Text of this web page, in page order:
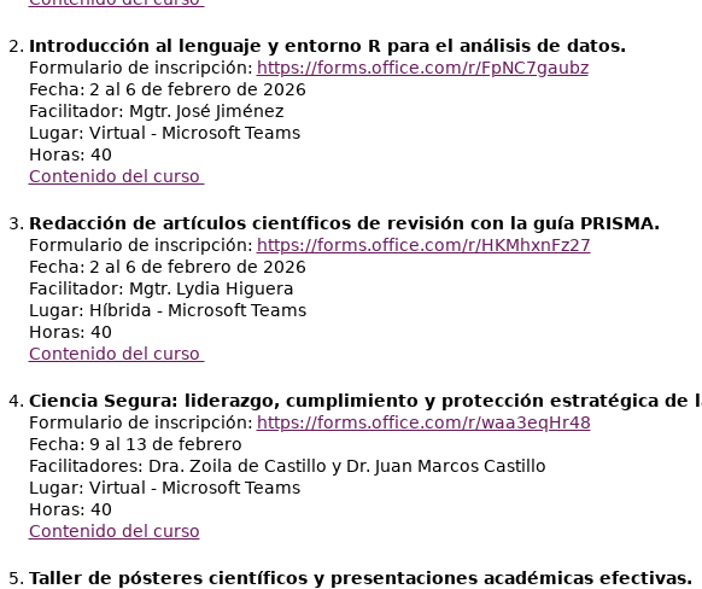
Introducción al lenguaje y entorno R para el análisis de datos.
Formulario de inscripción: https://forms.office.com/r/FpNC7gaubz
Fecha: 2 al 6 de febrero de 2026
Facilitador: Mgtr. José Jiménez
Lugar: Virtual - Microsoft Teams
Horas: 40
Contenido del curso
Redacción de artículos científicos de revisión con la guía PRISMA.
Formulario de inscripción: https://forms.office.com/r/HKMhxnFz27
Fecha: 2 al 6 de febrero de 2026
Facilitador: Mgtr. Lydia Higuera
Lugar: Híbrida - Microsoft Teams
Horas: 40
Contenido del curso
Ciencia Segura: liderazgo, cumplimiento y protección estratégica de
Formulario de inscripción: https://forms.office.com/r/waa3eqHr48
Fecha: 9 al 13 de febrero
Facilitadores: Dra. Zoila de Castillo y Dr. Juan Marcos Castillo
Lugar: Virtual - Microsoft Teams
Horas: 40
Contenido del curso
Taller de pósteres científicos y presentaciones académicas efectivas.